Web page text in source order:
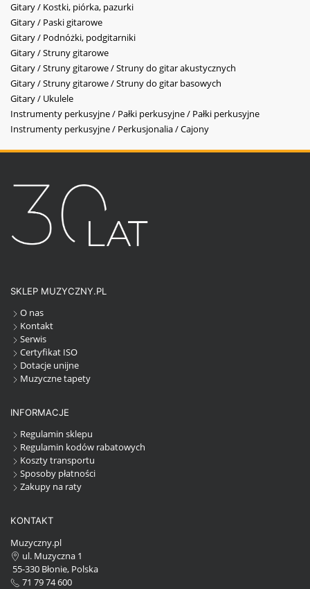
Gitary / Kostki, piórka, pazurki
Gitary / Paski gitarowe
Gitary / Podnóżki, podgitarniki
Gitary / Struny gitarowe
Gitary / Struny gitarowe / Struny do gitar akustycznych
Gitary / Struny gitarowe / Struny do gitar basowych
Gitary / Ukulele
Instrumenty perkusyjne / Pałki perkusyjne / Pałki perkusyjne
Instrumenty perkusyjne / Perkusjonalia / Cajony
SKLEP MUZYCZNY.PL
O nas
Kontakt
Serwis
Certyfikat ISO
Dotacje unijne
Muzyczne tapety
INFORMACJE
Regulamin sklepu
Regulamin kodów rabatowych
Koszty transportu
Sposoby płatności
Zakupy na raty
KONTAKT
Muzyczny.pl
ul. Muzyczna 1
55-330 Błonie, Polska
71 79 74 600